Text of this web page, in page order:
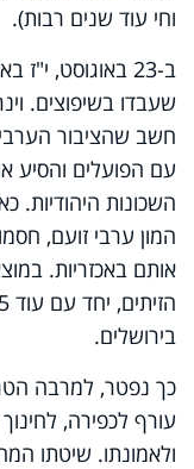
וחי עוד שנים רבות).
ב-23 באוגוסט,
שעבדו בשיפוצים.
חשב שהציבור הערבי
עם הפועלים והסיע
השכונות
המון ערבי זועם,
אותם באכזריות.
בירושלים.
כך נפטר, למרבה
עורף לכפירה,
ולאמונתו. שיטתו